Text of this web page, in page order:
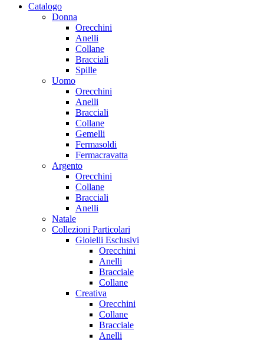
Catalogo
Donna
Orecchini
Anelli
Collane
Bracciali
Spille
Uomo
Orecchini
Anelli
Bracciali
Collane
Gemelli
Fermasoldi
Fermacravatta
Argento
Orecchini
Collane
Bracciali
Anelli
Natale
Collezioni Particolari
Gioielli Esclusivi
Orecchini
Anelli
Bracciale
Collane
Creativa
Orecchini
Collane
Bracciale
Anelli